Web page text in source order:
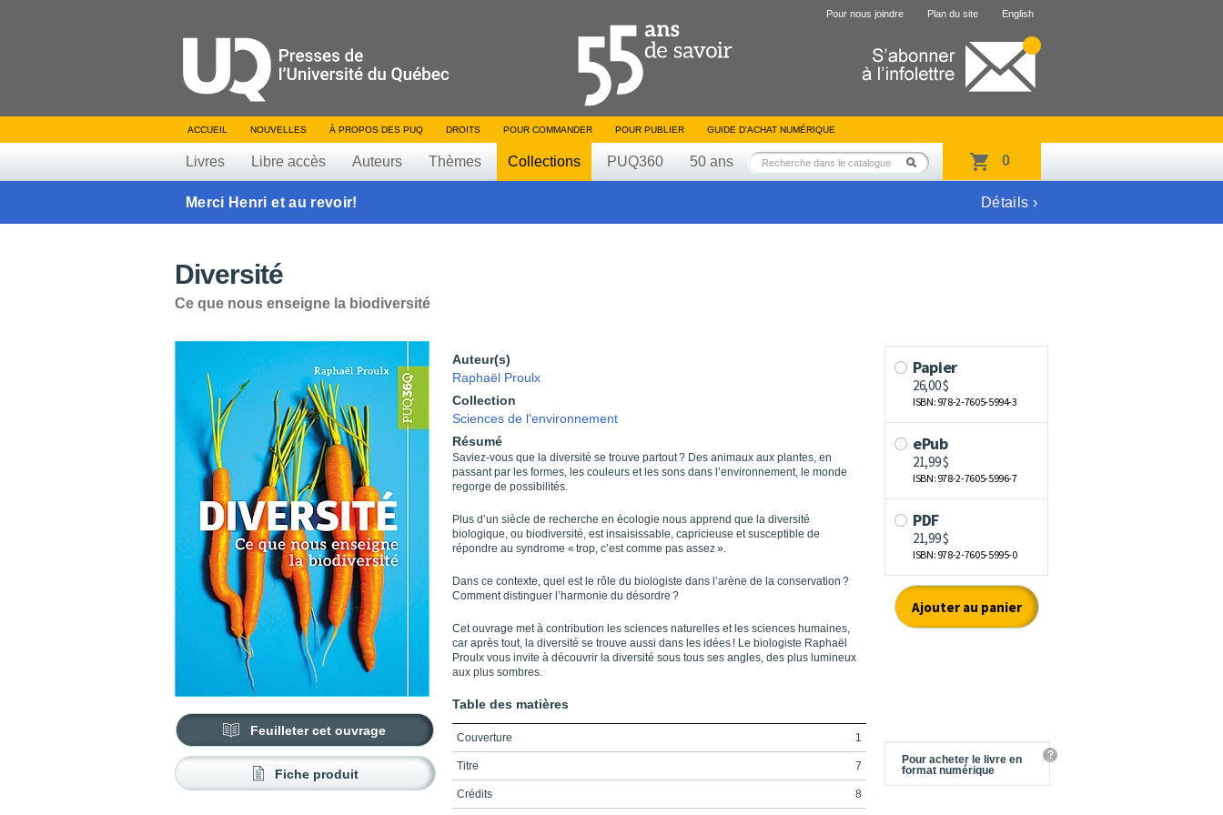
Pour nous joindre Plan du site English
ACCUEIL NOUVELLES À PROPOS DES PUQ DROITS POUR COMMANDER POUR PUBLIER GUIDE D’ACHAT NUMÉRIQUE
Livres Libre accès Auteurs Thèmes Collections PUQ360 50 ans 0
Merci Henri et au revoir! Détails ›
Diversité
Ce que nous enseigne la biodiversité
Feuilleter cet ouvrage
Fiche produit
Auteur(s)
Raphaël Proulx
Collection
Sciences de l'environnement
Résumé
Saviez-vous que la diversité se trouve partout ? Des animaux aux plantes, en
passant par les formes, les couleurs et les sons dans l’environnement, le monde
regorge de possibilités.
Plus d’un siècle de recherche en écologie nous apprend que la diversité
biologique, ou biodiversité, est insaisissable, capricieuse et susceptible de
répondre au syndrome « trop, c’est comme pas assez ».
Dans ce contexte, quel est le rôle du biologiste dans l’arène de la conservation ?
Comment distinguer l’harmonie du désordre ?
Cet ouvrage met à contribution les sciences naturelles et les sciences humaines,
car après tout, la diversité se trouve aussi dans les idées ! Le biologiste Raphaël
Proulx vous invite à découvrir la diversité sous tous ses angles, des plus lumineux
aux plus sombres.
Table des matières
Couverture 1
Titre 7
Crédits 8
Pour acheter le livre en
format numérique
?